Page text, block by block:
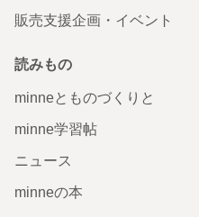
販売支援企画・イベント
読みもの
minneとものづくりと
minne学習帖
ニュース
minneの本